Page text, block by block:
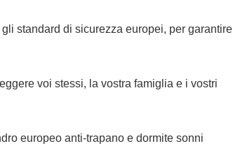
standard di sicurezza europei, per garantire
voi stessi, la vostra famiglia e i vostri
europeo anti-trapano e dormite sonni